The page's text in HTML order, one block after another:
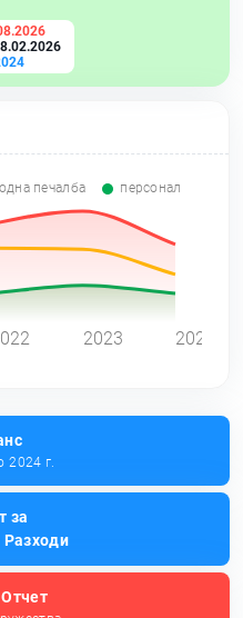
печалба персонал
2023 2024
2024 г.
за
Разходи